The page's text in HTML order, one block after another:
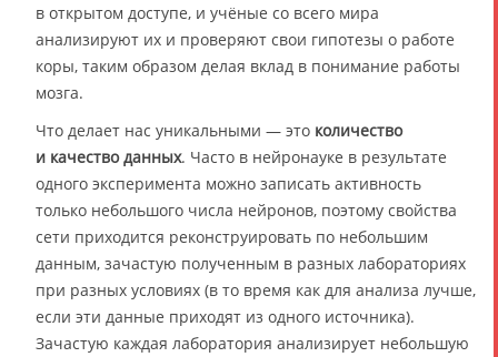
в открытом доступе, и учёные со всего мира
анализируют их и проверяют свои гипотезы о работе
коры, таким образом делая вклад в понимание работы
мозга.
Что делает нас уникальными — это количество
и качество данных. Часто в нейронауке в результате
одного эксперимента можно записать активность
только небольшого числа нейронов, поэтому свойства
сети приходится реконструировать по небольшим
данным, зачастую полученным в разных лабораториях
при разных условиях (в то время как для анализа лучше,
если эти данные приходят из одного источника).
Зачастую каждая лаборатория анализирует небольшую